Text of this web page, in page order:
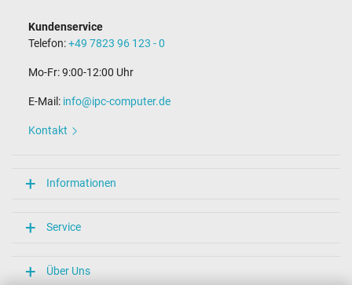
Kundenservice
Telefon:+49 7823 96 123 - 0
Mo-Fr: 9:00-12:00 Uhr
E-Mail: info@ipc-computer.de
Kontakt
Informationen
Service
Über Uns